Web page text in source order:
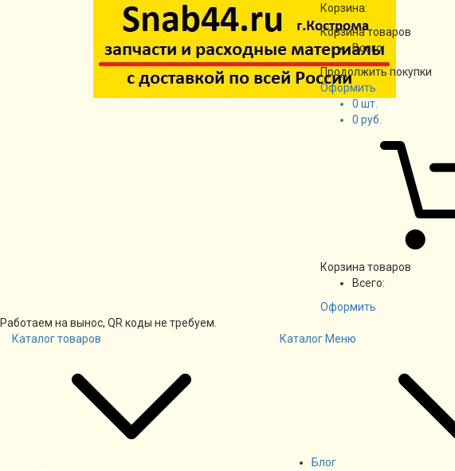
Корзина:
Корзина товаров
Всего:
Продолжить покупки
Оформить
0 шт.
0 руб.
Корзина товаров
Всего:
Оформить
Работаем на вынос, QR коды не требуем.
Каталог товаров
Каталог Меню
Блог